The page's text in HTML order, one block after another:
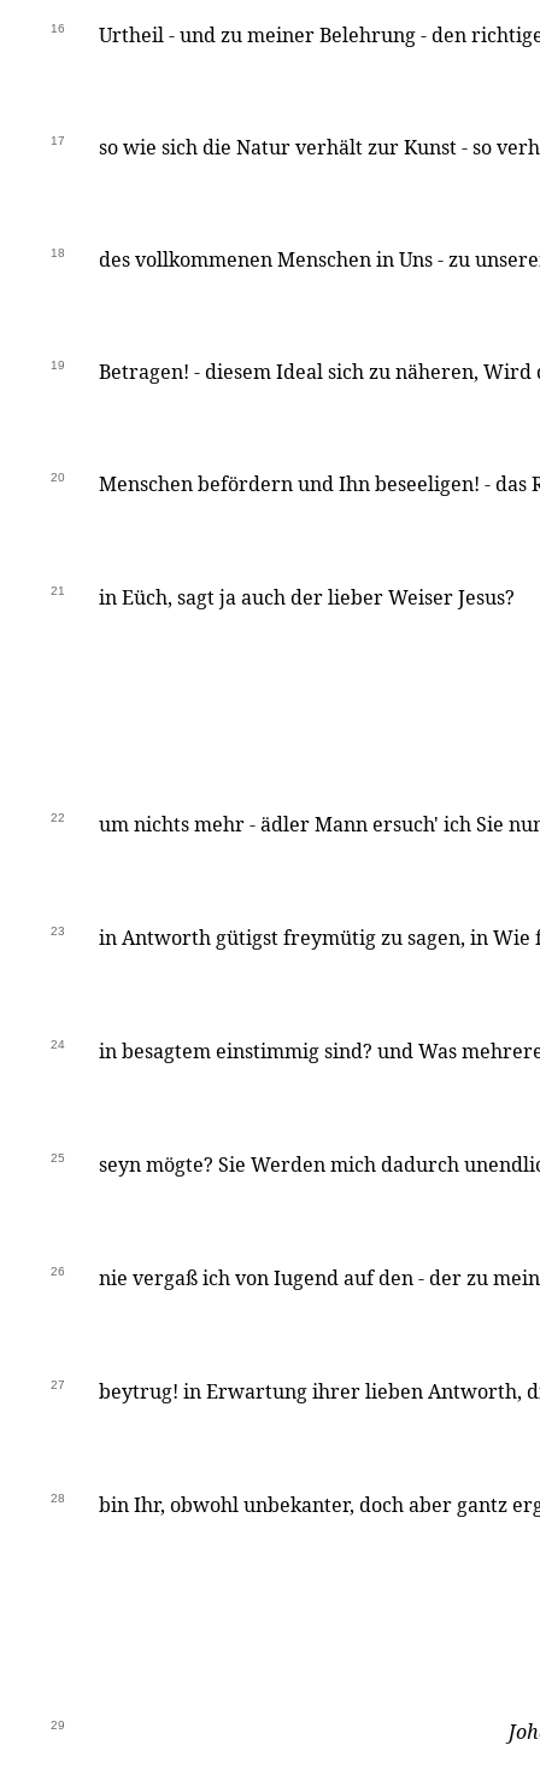
16 Urtheil - und zu meiner Belehrung - den
17 so wie sich die Natur verhält zur Kunst - so
18 des vollkommenen Menschen in Uns - zu
19 Betragen! - diesem Ideal sich zu näheren, Wird
20 Menschen befördern und Ihn beseeligen! - das
21 in Eüch, sagt ja auch der lieber Weiser Jesus?
22 um nichts mehr - ädler Mann ersuch' ich Sie
23 in Antworth gütigst freymütig zu sagen, in
24 in besagtem einstimmig sind? und Was
25 seyn mögte? Sie Werden mich dadurch
26 nie vergaß ich von Iugend auf den - der zu
27 beytrug! in Erwartung ihrer lieben Antworth,
28 bin Ihr, obwohl unbekanter, doch aber gantz
29